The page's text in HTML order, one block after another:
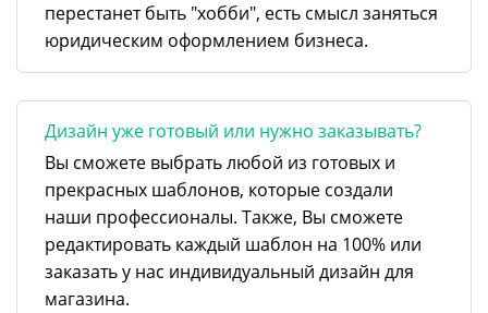
перестанет быть "хобби", есть смысл заняться
юридическим оформлением бизнеса.
Дизайн уже готовый или нужно заказывать?
Вы сможете выбрать любой из готовых и
прекрасных шаблонов, которые создали
наши профессионалы. Также, Вы сможете
редактировать каждый шаблон на 100% или
заказать у нас индивидуальный дизайн для
магазина.